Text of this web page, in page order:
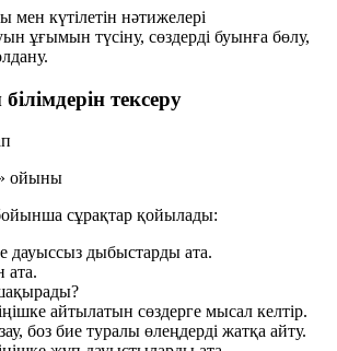
күтілетін нәтижелері
ұғымын түсіну, сөздерді буынға бөлу,
тексеру
ойыны
сұрақтар қойылады:
дауыссыз дыбыстарды ата.
ата.
айтылатын сөздерге мысал келтір.
боз бие туралы өлеңдерді жатқа айту.